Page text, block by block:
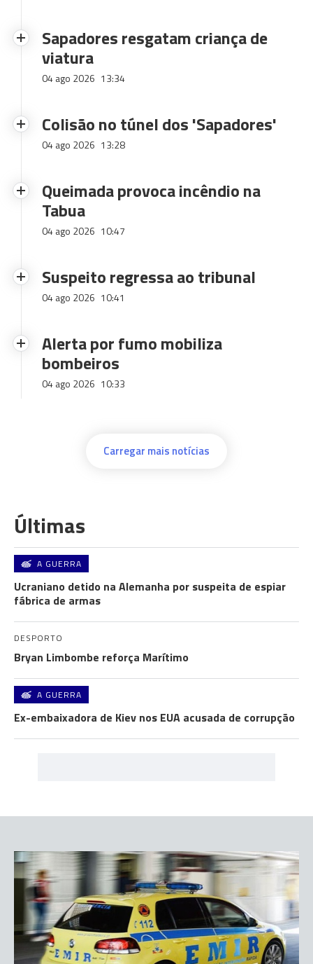
Sapadores resgatam criança de
viatura
04 ago 2026 13:34
Colisão no túnel dos 'Sapadores'
04 ago 2026 13:28
Queimada provoca incêndio na
Tabua
04 ago 2026 10:47
Suspeito regressa ao tribunal
04 ago 2026 10:41
Alerta por fumo mobiliza
bombeiros
04 ago 2026 10:33
Carregar mais notícias
Últimas
A GUERRA
Ucraniano detido na Alemanha por suspeita de espiar
fábrica de armas
DESPORTO
Bryan Limbombe reforça Marítimo
A GUERRA
Ex-embaixadora de Kiev nos EUA acusada de corrupção